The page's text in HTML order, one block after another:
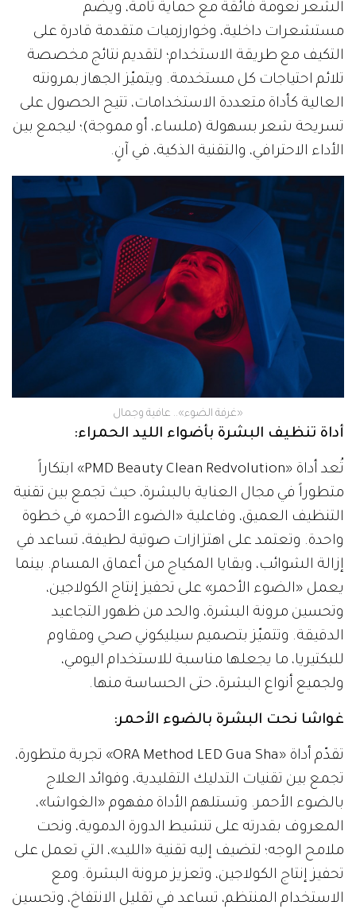
الشعر نعومة فائقة مع حماية تامة، ويضم
مستشعرات داخلية، وخوارزميات متقدمة قادرة على
التكيف مع طريقة الاستخدام؛ لتقديم نتائج مخصصة
تلائم احتياجات كل مستخدمة. ويتميّز الجهاز بمرونته
العالية كأداة متعددة الاستخدامات، تتيح الحصول على
تسريحة شعر بسهولة (ملساء، أو مموجة)؛ ليجمع بين
الأداء الاحترافي، والتقنية الذكية، في آنٍ.
«غرفة الضوء».. عافية وجمال
أداة تنظيف البشرة بأضواء الليد الحمراء:
تُعد أداة «PMD Beauty Clean Redvolution» ابتكاراً
متطوراً في مجال العناية بالبشرة، حيث تجمع بين تقنية
التنظيف العميق، وفاعلية «الضوء الأحمر» في خطوة
واحدة. وتعتمد على اهتزازات صوتية لطيفة، تساعد في
إزالة الشوائب، وبقايا المكياج من أعماق المسام. بينما
يعمل «الضوء الأحمر» على تحفيز إنتاج الكولاجين،
وتحسين مرونة البشرة، والحد من ظهور التجاعيد
الدقيقة. وتتميّز بتصميم سيليكوني صحي ومقاوم
للبكتيريا، ما يجعلها مناسبة للاستخدام اليومي،
ولجميع أنواع البشرة، حتى الحساسة منها.
غواشا نحت البشرة بالضوء الأحمر:
تقدّم أداة «ORA Method LED Gua Sha» تجربة متطورة،
تجمع بين تقنيات التدليك التقليدية، وفوائد العلاج
بالضوء الأحمر. وتستلهم الأداة مفهوم «الغواشا»،
المعروف بقدرته على تنشيط الدورة الدموية، ونحت
ملامح الوجه؛ لتضيف إليه تقنية «الليد»، التي تعمل على
تحفيز إنتاج الكولاجين، وتعزيز مرونة البشرة. ومع
الاستخدام المنتظم، تساعد في تقليل الانتفاخ، وتحسين